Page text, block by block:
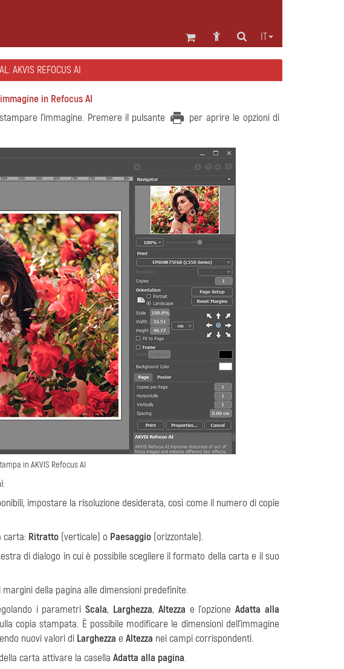
IT
AKVIS REFOCUS AI
in Refocus AI
l'immagine. Premere il pulsante
per aprire le opzioni di
in AKVIS Refocus AI
impostare la risoluzione desiderata, così come il numero di copie
carta: Ritratto (verticale) o Paesaggio (orizzontale).
di dialogo in cui è possibile scegliere il formato della carta e il suo
della pagina alle dimensioni predefinite.
i parametriScala, Larghezza, Altezza e l'opzioneAdatta alla
copia stampata. È possibile modificare le dimensioni dell'immagine
nuovi valori di Larghezza e Altezza nei campi corrispondenti.
carta attivare la casella Adatta alla pagina.